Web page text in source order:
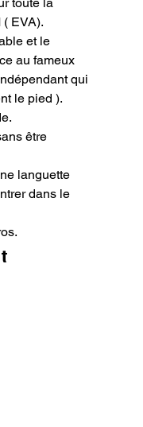
EVA).
et le
au fameux
qui
le pied ).
être
languette
dans le